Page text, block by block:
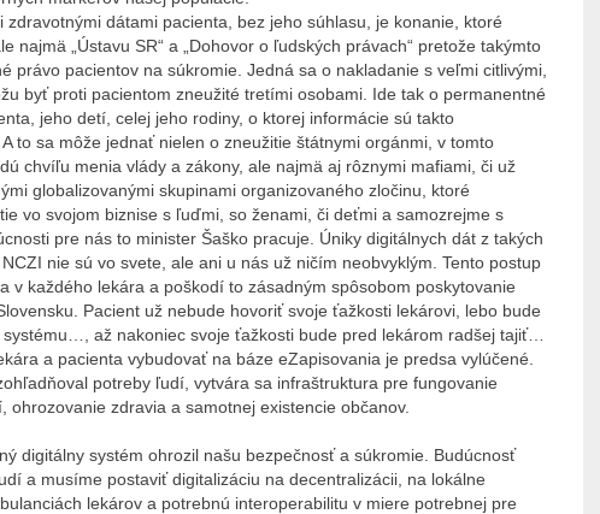
zdravotnými dátami pacienta, bez jeho súhlasu, je konanie, ktoré
najmä „Ústavu SR“ a „Dohovor o ľudských právach“ pretože takýmto
právo pacientov na súkromie. Jedná sa o nakladanie s veľmi citlivými,
byť proti pacientom zneužité tretími osobami. Ide tak o permanentné
jeho detí, celej jeho rodiny, o ktorej informácie sú takto
to sa môže jednať nielen o zneužitie štátnymi orgánmi, v tomto
chvíľu menia vlády a zákony, ale najmä aj rôznymi mafiami, či už
globalizovanými skupinami organizovaného zločinu, ktoré
vo svojom biznise s ľuďmi, so ženami, či deťmi a samozrejme s
pre nás to minister Šaško pracuje. Úniky digitálnych dát z takých
nie sú vo svete, ale ani u nás už ničím neobvyklým. Tento postup
v každého lekára a poškodí to zásadným spôsobom poskytovanie
Pacient už nebude hovoriť svoje ťažkosti lekárovi, lebo bude
až nakoniec svoje ťažkosti bude pred lekárom radšej tajiť…
a pacienta vybudovať na báze eZapisovania je predsa vylúčené.
potreby ľudí, vytvára sa infraštruktura pre fungovanie
ohrozovanie zdravia a samotnej existencie občanov.
digitálny systém ohrozil našu bezpečnosť a súkromie. Budúcnosť
a musíme postaviť digitalizáciu na decentralizácii, na lokálne
lekárov a potrebnú interoperabilitu v miere potrebnej pre